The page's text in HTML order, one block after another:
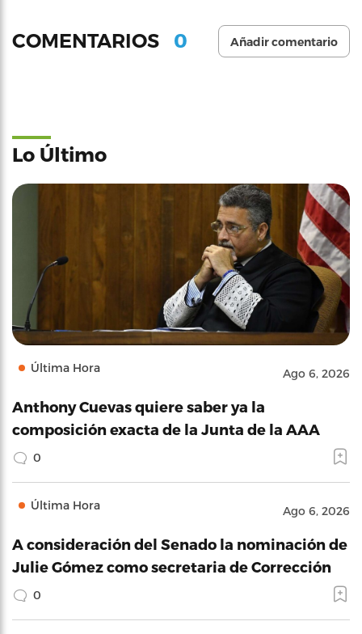
COMENTARIOS 0 Añadir comentario
Lo Último
Última Hora Ago 6, 2026
Anthony Cuevas quiere saber ya la
composición exacta de la Junta de la AAA
0
Última Hora Ago 6, 2026
A consideración del Senado la nominación de
Julie Gómez como secretaria de Corrección
0